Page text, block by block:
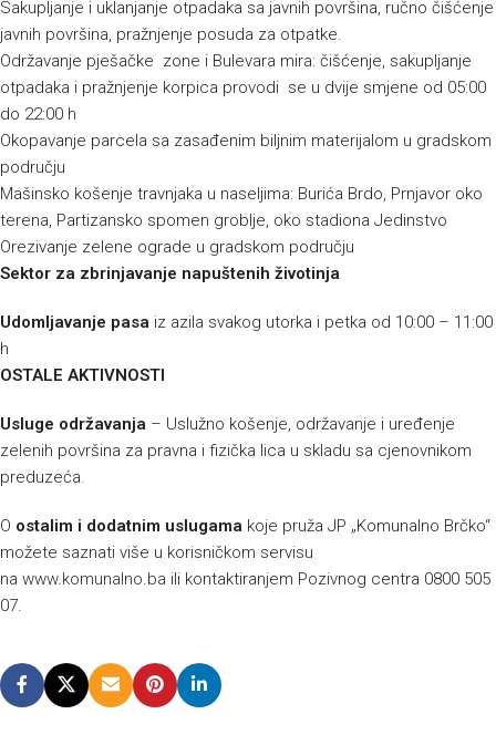
Sakupljanje i uklanjanje otpadaka sa javnih površina, ručno čišćenje
javnih površina, pražnjenje posuda za otpatke.
Održavanje pješačke zone i Bulevara mira: čišćenje, sakupljanje
otpadaka i pražnjenje korpica provodi se u dvije smjene od 05:00
do 22:00 h
Okopavanje parcela sa zasađenim biljnim materijalom u gradskom
području
Mašinsko košenje travnjaka u naseljima: Burića Brdo, Prnjavor oko
terena, Partizansko spomen groblje, oko stadiona Jedinstvo
Orezivanje zelene ograde u gradskom području
Sektor za zbrinjavanje napuštenih životinja
Udomljavanje pasa iz azila svakog utorka i petka od 10:00 – 11:00
h
OSTALE AKTIVNOSTI
Usluge održavanja – Uslužno košenje, održavanje i uređenje
zelenih površina za pravna i fizička lica u skladu sa cjenovnikom
preduzeća.
O ostalim i dodatnim uslugama koje pruža JP „Komunalno Brčko“
možete saznati više u korisničkom servisu
na www.komunalno.ba ili kontaktiranjem Pozivnog centra 0800 505
07.